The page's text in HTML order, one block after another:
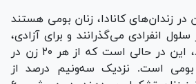
درصد زنان در زندان‌های کانادا، زنان بومی هستند
انفرادی می‌گذرانند و برای آزادی،
شرایط سخت‌تری دارند، این در حالی است که از هر ۲۰ زن در
بومی است. نزدیک سه‌و‌نیم درصد از